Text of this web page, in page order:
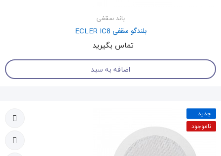
باند سقفی
بلندگو سقفی ECLER IC8
تماس بگیرید
اضافه به سبد
جدید
ناموجود